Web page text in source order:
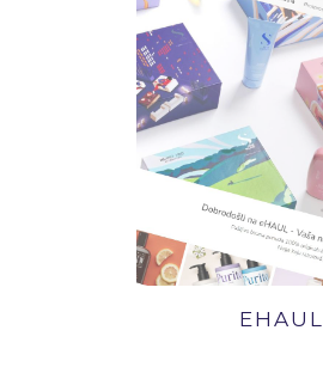
EHAUL